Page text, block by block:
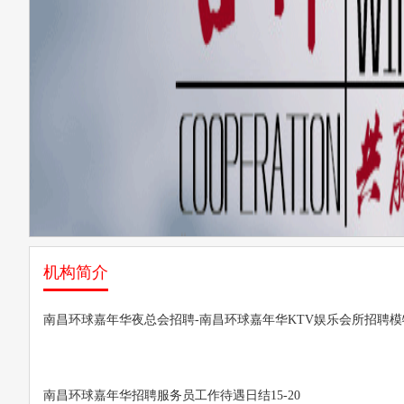
机构简介
南昌环球嘉年华夜总会招聘-南昌环球嘉年华KTV娱乐会所招聘
南昌环球嘉年华招聘服务员工作待遇日结15-20